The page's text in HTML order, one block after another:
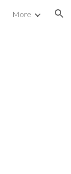
More